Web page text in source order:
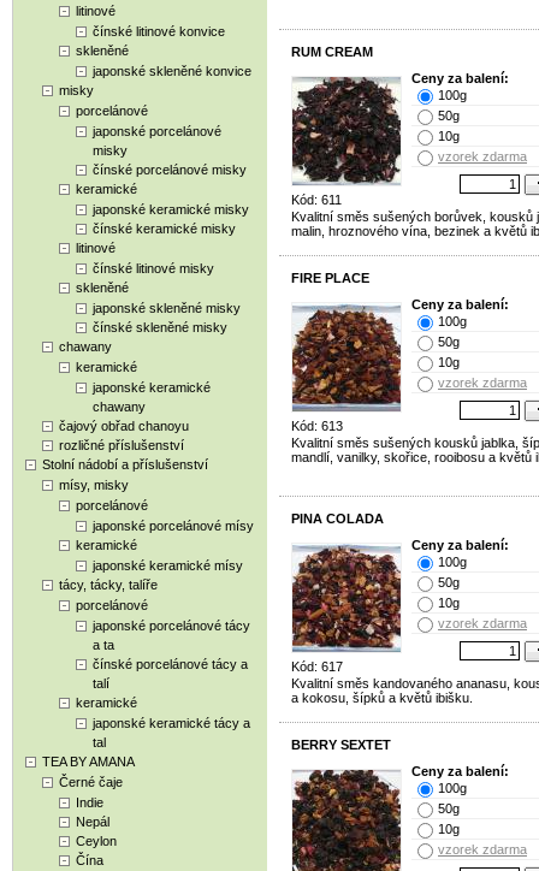
litinové
čínské litinové konvice
skleněné
japonské skleněné konvice
misky
porcelánové
japonské porcelánové
misky
čínské porcelánové misky
keramické
japonské keramické misky
čínské keramické misky
litinové
čínské litinové misky
skleněné
japonské skleněné misky
čínské skleněné misky
chawany
keramické
japonské keramické
chawany
čajový obřad chanoyu
rozličné příslušenství
Stolní nádobí a příslušenství
mísy, misky
porcelánové
japonské porcelánové mísy
keramické
japonské keramické mísy
tácy, tácky, talíře
porcelánové
japonské porcelánové tácy
a ta
čínské porcelánové tácy a
talí
keramické
japonské keramické tácy a
tal
TEA BY AMANA
Černé čaje
Indie
Nepál
Ceylon
Čína
RUM CREAM
Kód: 611
Ceny za balení:
100g
50g
10g
vzorek zdarma
Kvalitní směs sušených borůvek, kousků
malin, hroznového vína, bezinek a květů
FIRE PLACE
Kód: 613
Ceny za balení:
100g
50g
10g
vzorek zdarma
Kvalitní směs sušených kousků jablka,
mandlí, vanilky, skořice, rooibosu a květů
PINA COLADA
Kód: 617
Ceny za balení:
100g
50g
10g
vzorek zdarma
Kvalitní směs kandovaného ananasu,
a kokosu, šípků a květů ibišku.
BERRY SEXTET
Ceny za balení:
100g
50g
10g
vzorek zdarma